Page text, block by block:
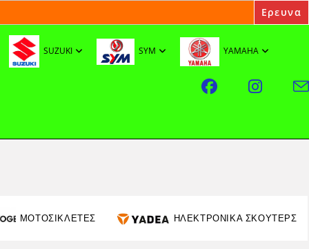
SUZUKI SYM YAMAHA
ΜΟΤΟΣΙΚΛΕΤΕΣ ΗΛΕΚΤΡΟΝΙΚΑ ΣΚΟΥΤΕΡΣ